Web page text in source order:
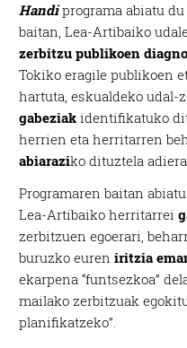
Handiprograma abiatu
baitan, Lea-Artibaiko
zerbitzu publikoen
Tokiko eragile publikoen
hartuta, eskualdeko
gabeziak identifikatuko
herrien eta herritarren
abiaraziko dituztela
Programaren baitan
Lea-Artibaiko herritarrei
zerbitzuen egoerari,
buruzko eureniritzia
ekarpena “funtsezkoa”
mailako zerbitzuak
planifikatzeko”.